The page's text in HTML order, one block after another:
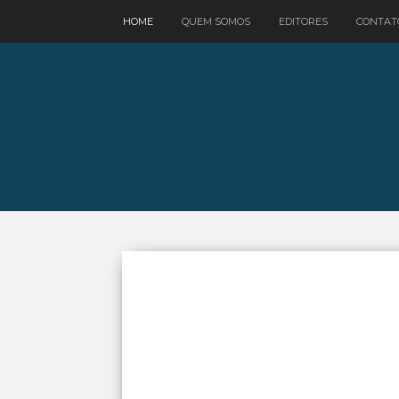
HOME QUEM SOMOS EDITORES